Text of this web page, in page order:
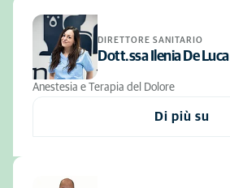
DIRETTORE SANITARIO
Dott.ssa Ilenia De Luca
Anestesia e Terapia del Dolore
Di più su